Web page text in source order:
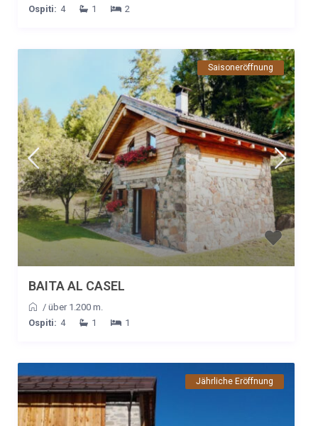
Ospiti: 4 1 2
Saisoneröffnung
BAITA AL CASEL
/ über 1.200 m.
Ospiti: 4 1 1
Jährliche Eröffnung